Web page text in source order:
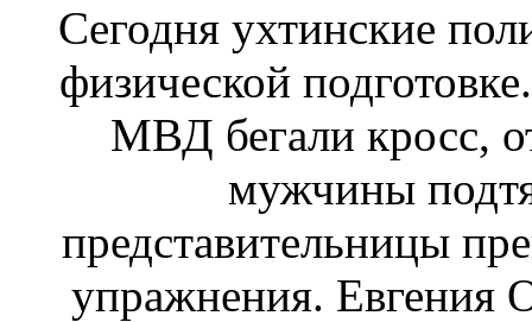
Сегодня ухтинские
физической
МВД бегали кросс,
мужчины
представительницы
упражнения. Евгения